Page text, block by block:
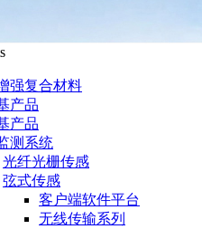
强复合材料
产品
产品
测系统
光纤光栅传感
弦式传感
客户端软件平台
无线传输系列